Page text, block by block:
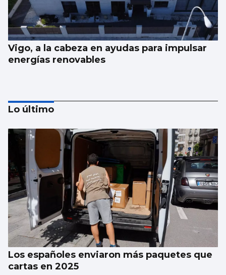
Vigo, a la cabeza en ayudas para impulsar
energías renovables
Juan de Castro: “No festival tentamos un
equilibrio entre calidade e informalidade”
Lo último
Los españoles enviaron más paquetes que
cartas en 2025